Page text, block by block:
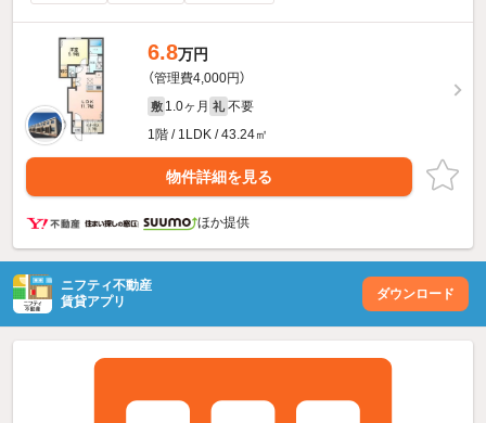
6.8万円
（管理費4,000円）
敷 1.0ヶ月 礼 不要
1階 / 1LDK / 43.24㎡
物件詳細を見る
ほか提供
ニフティ不動産
賃貸アプリ
ダウンロード